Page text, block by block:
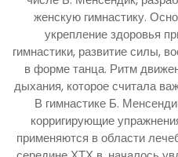
женскую гимнастику.
укрепление здоровья
гимнастики, развитие силы,
в форме танца. Ритм
дыхания, которое считала
В гимнастике Б.
корригирующие
применяются в области